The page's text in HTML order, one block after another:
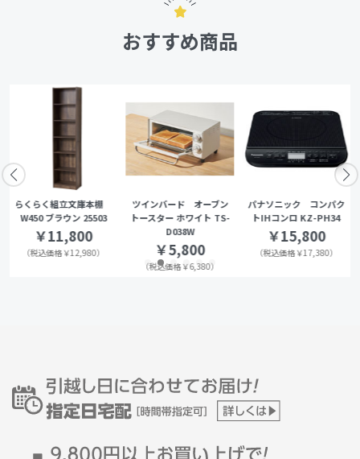
おすすめ商品
らくらく組立文庫本棚
W450 ブラウン 25503
￥11,800
（税込価格￥12,980）
ツインバード オーブン
トースター ホワイト TS-
D038W
￥5,800
（税込価格￥6,380）
パナソニック コンパク
トIHコンロ KZ-PH34
￥15,800
（税込価格￥17,380）